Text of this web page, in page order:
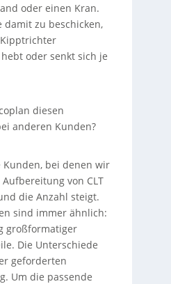
oder einen Kran.
damit zu beschicken,
oder senkt sich je
diesen
anderen Kunden?
bei denen wir
von CLT
die Anzahl steigt.
sind immer ähnlich:
großformatiger
Die Unterschiede
geforderten
Um die passende